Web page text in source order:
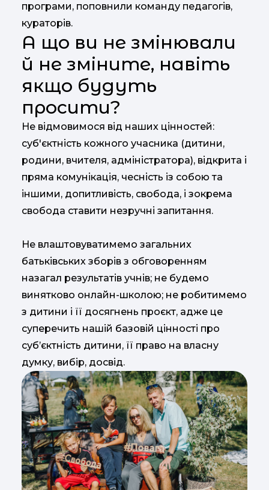
програми, поповнили команду педагогів,
кураторів.
А що ви не змінювали
й не зміните, навіть
якщо будуть
просити?
Не відмовимося від наших цінностей:
суб'єктність кожного учасника (дитини,
родини, вчителя, адміністратора), відкрита і
пряма комунікація, чесність із собою та
іншими, допитливість, свобода, і зокрема
свобода ставити незручні запитання.
Не влаштовуватимемо загальних
батьківських зборів з обговоренням
назагал результатів учнів; не будемо
винятково онлайн-школою; не робитимемо
з дитини і її досягнень проєкт, адже це
суперечить нашій базовій цінності про
суб’єктність дитини, її право на власну
думку, вибір, досвід.